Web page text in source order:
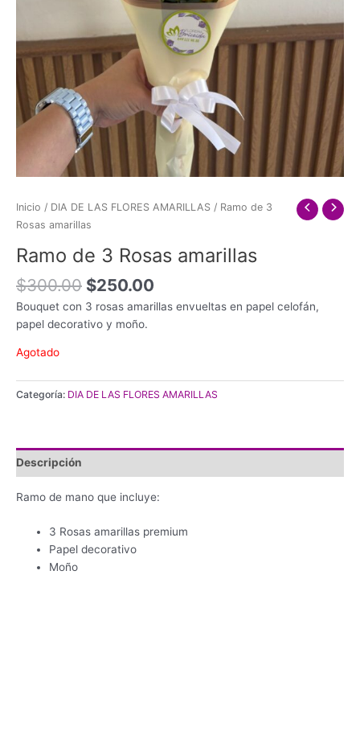
Inicio / DIA DE LAS FLORES AMARILLAS / Ramo de 3
Rosas amarillas
Ramo de 3 Rosas amarillas
$300.00 Original
price
was:
$300.00.
$250.00
price
Bouquet con 3 rosas amarillas envueltas en papel celofán,
papel decorativo y moño.
Agotado
Categoría: DIA DE LAS FLORES AMARILLAS
Descripción
Ramo de mano que incluye:
3 Rosas amarillas premium
Papel decorativo
Moño